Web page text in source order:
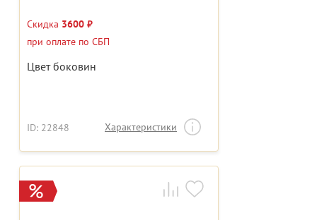
Скидка 3600 ₽
при оплате по СБП
Цвет боковин
ID: 22848 Характеристики